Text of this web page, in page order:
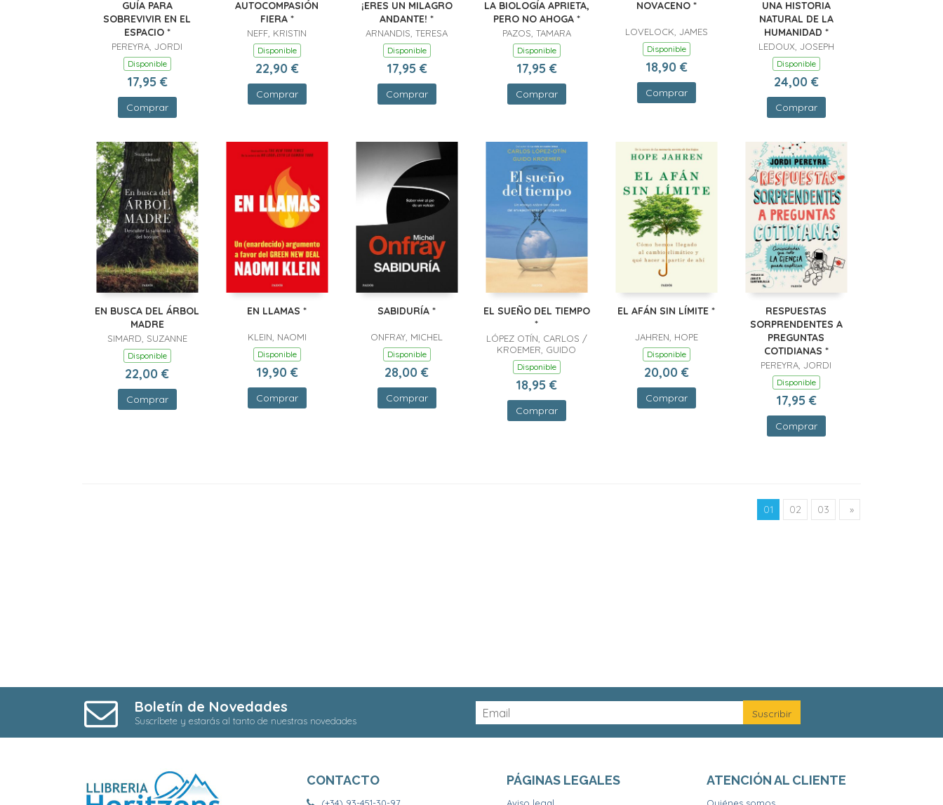
GUÍA PARA
SOBREVIVIR EN EL
ESPACIO *
PEREYRA, JORDI
Disponible
17,95 €
Comprar
AUTOCOMPASIÓN
FIERA *
NEFF, KRISTIN
Disponible
22,90 €
Comprar
¡ERES UN MILAGRO
ANDANTE! *
ARNANDIS, TERESA
Disponible
17,95 €
Comprar
LA BIOLOGÍA APRIETA,
PERO NO AHOGA *
PAZOS, TAMARA
Disponible
17,95 €
Comprar
NOVACENO *
LOVELOCK, JAMES
Disponible
18,90 €
Comprar
UNA HISTORIA
NATURAL DE LA
HUMANIDAD *
LEDOUX, JOSEPH
Disponible
24,00 €
Comprar
EN BUSCA DEL ÁRBOL
MADRE
SIMARD, SUZANNE
Disponible
22,00 €
Comprar
EN LLAMAS *
KLEIN, NAOMI
Disponible
19,90 €
Comprar
SABIDURÍA *
ONFRAY, MICHEL
Disponible
28,00 €
Comprar
EL SUEÑO DEL TIEMPO
*
LÓPEZ OTÍN, CARLOS /
KROEMER, GUIDO
Disponible
18,95 €
Comprar
EL AFÁN SIN LÍMITE *
JAHREN, HOPE
Disponible
20,00 €
Comprar
RESPUESTAS
SORPRENDENTES A
PREGUNTAS
COTIDIANAS *
PEREYRA, JORDI
Disponible
17,95 €
Comprar
01 02 03 »
Boletín de Novedades
Suscríbete y estarás al tanto de nuestras novedades
CONTACTO PÁGINAS LEGALES ATENCIÓN AL CLIENTE